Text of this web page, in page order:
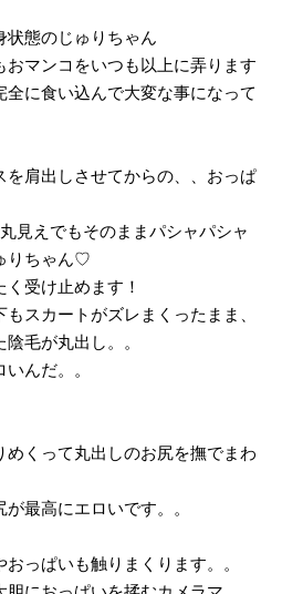
状態のじゅりちゃん
マンコをいつも以上に弄ります
に食い込んで大変な事になって
肩出しさせてからの、、おっぱ
見えでもそのままパシャパシャ
りちゃん♡
受け止めます！
スカートがズレまくったまま、
毛が丸出し。。
んだ。。
めくって丸出しのお尻を撫でまわ
最高にエロいです。。
っぱいも触りまくります。。